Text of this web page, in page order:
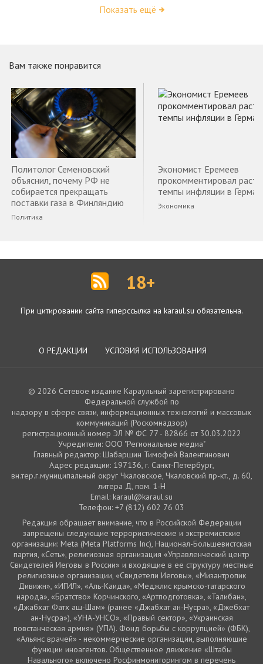
Показать ещё
Вам также понравится
Политолог Семеновский
объяснил, почему РФ не
собирается прекращать
поставки газа в Финляндию
Политика
Экономист Еремеев
прокомментировал
темпы инфляции в
Экономика
18+
При цитировании сайта гиперссылка на karaul.su обязательна.
О РЕДАКЦИИ УСЛОВИЯ ИСПОЛЬЗОВАНИЯ
© 2026 Сетевое издание Караульный зарегистрировано
Федеральной службой по
надзору в сфере связи, информационных технологий и массовых
коммуникаций (Роскомнадзор)
регистрационный номер ЭЛ № ФС 77 - 82866 от 30.03.2022
Учредители: ООО "Региональные медиа"
Главный редактор: Шабаршин Тимофей Валентинович
Адрес редакции: 197136, г. Санкт-Петербург,
вн.тер.г.муниципальный округ Чкаловское, Чкаловский пр-кт., д. 60,
литера Д, пом. 1-Н
Email: karaul@karaul.su
Телефон: +7 (812) 602 76 03
Редакция обращает внимание, что в Российской Федерации
запрещены следующие террористические и экстремистские
организации: Meta (Meta Platforms Inc), Национал-Большевистская
партия, «Сеть», религиозная организация «Управленческий центр
Свидетелей Иеговы в России» и входящие в ее структуру местные
религиозные организации, «Свидетели Иеговы», «Мизантропик
Дивижн», «ИГИЛ», «Аль-Каида», «Меджлис крымско-татарского
народа», «Братство» Корчинского, «Артподготовка», «Талибан»,
«Джабхат Фатх аш-Шам» (ранее «Джабхат ан-Нусра», «Джебхат
ан-Нусра»), «УНА-УНСО», «Правый сектор», «Украинская
повстанческая армия» (УПА). Фонд борьбы с коррупцией» (ФБК),
«Альянс врачей» - некоммерческие организации, выполняющие
функции иноагентов. Общественное движение «Штабы
Навального» включено Росфинмониторингом в перечень